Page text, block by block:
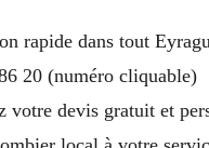
rapide dans tout
20 (numéro cliquable)
votre devis gratuit et